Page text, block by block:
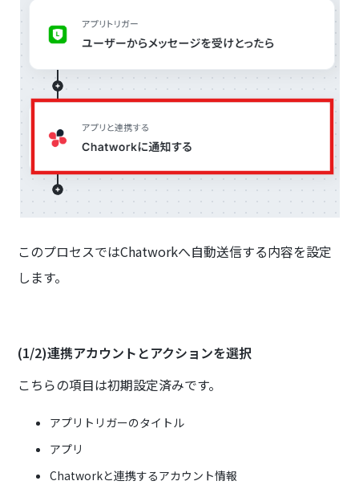
このプロセスではChatworkへ自動送信する内容を設定
します。
(1/2)連携アカウントとアクションを選択
こちらの項目は初期設定済みです。
アプリトリガーのタイトル
アプリ
Chatworkと連携するアカウント情報